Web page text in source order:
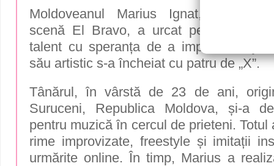
Moldoveanul Marius Ignat,
scenă El Bravo, a urcat pe scena
talent cu speranța de a impresiona
său artistic s-a încheiat cu patru de „X”.
Tânărul, în vârstă de 23 de ani,
Suruceni, Republica Moldova, și-a
pentru muzică în cercul de prieteni. Totul
rime improvizate, freestyle și imitații
urmărite online. În timp, Marius a